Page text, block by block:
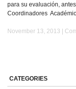
para su evaluación,
Coordinadores
November 13, 2013 |
CATEGORIES